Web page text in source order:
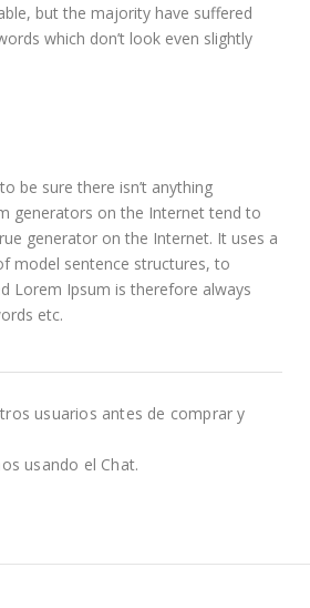
but the majority have suffered
which don’t look even slightly
be sure there isn’t anything
generators on the Internet tend to
generator on the Internet. It uses a
model sentence structures, to
Lorem Ipsum is therefore always
etc.
usuarios antes de comprar y
usando el Chat.